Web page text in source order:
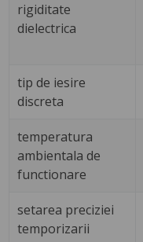
rigiditate
dielectrica
tip de iesire
discreta
temperatura
ambientala de
functionare
setarea preciziei
temporizarii